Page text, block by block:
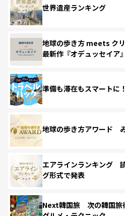
世界遺産ランキング
地球の歩き方 meets ク
最新作『オデュッセイア』
準備も滞在もスマート
地球の歩き方アワード
エアラインランキング
グ形式で発表
Next韓国旅 次の韓国旅